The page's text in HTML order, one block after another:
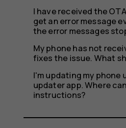
I have received the
get an error message
the error messages
My phone has not
fixes the issue. What
I'm updating my phone
updater app. Where
instructions?